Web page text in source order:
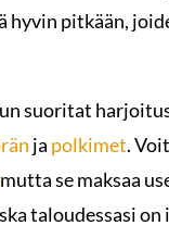
hyvin pitkään,
suoritat
ja polkimet.
se maksaa
taloudessasi on